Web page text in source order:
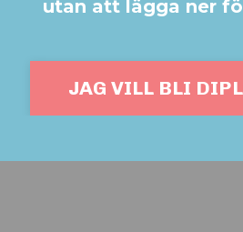
utan att lägga ner
JAG VILL BLI